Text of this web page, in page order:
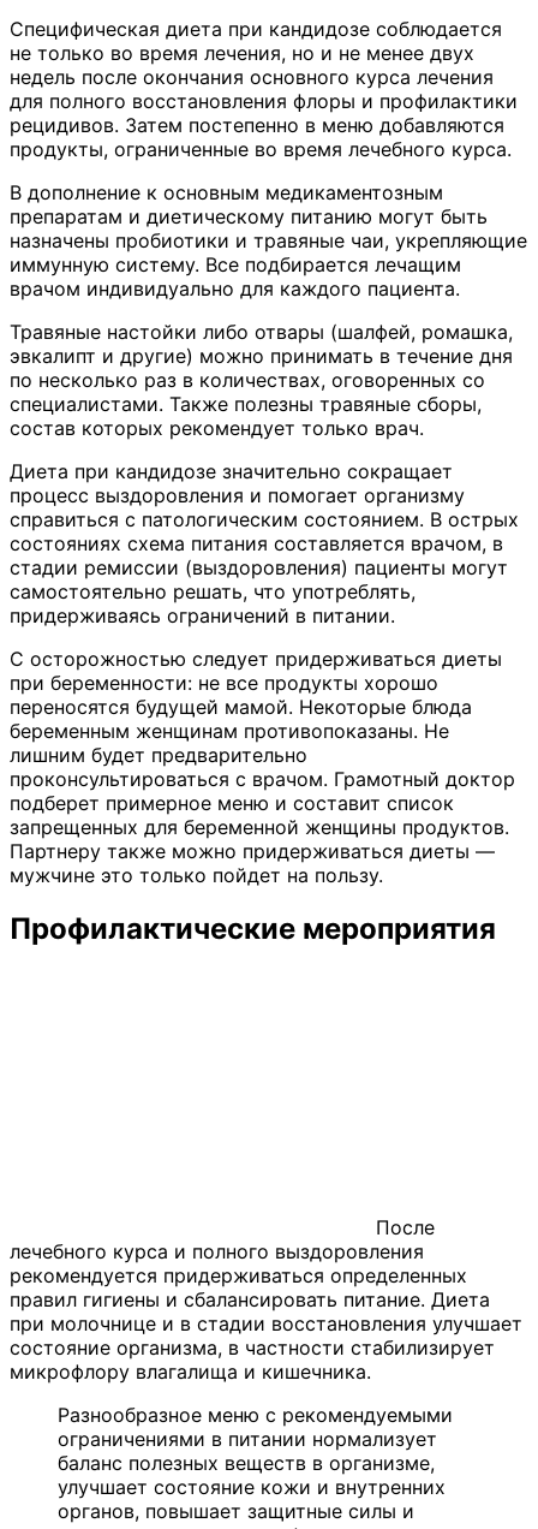
Специфическая диета при кандидозе соблюдается
не только во время лечения, но и не менее двух
недель после окончания основного курса лечения
для полного восстановления флоры и профилактики
рецидивов. Затем постепенно в меню добавляются
продукты, ограниченные во время лечебного курса.
В дополнение к основным медикаментозным
препаратам и диетическому питанию могут быть
назначены пробиотики и травяные чаи, укрепляющие
иммунную систему. Все подбирается лечащим
врачом индивидуально для каждого пациента.
Травяные настойки либо отвары (шалфей, ромашка,
эвкалипт и другие) можно принимать в течение дня
по несколько раз в количествах, оговоренных со
специалистами. Также полезны травяные сборы,
состав которых рекомендует только врач.
Диета при кандидозе значительно сокращает
процесс выздоровления и помогает организму
справиться с патологическим состоянием. В острых
состояниях схема питания составляется врачом, в
стадии ремиссии (выздоровления) пациенты могут
самостоятельно решать, что употреблять,
придерживаясь ограничений в питании.
С осторожностью следует придерживаться диеты
при беременности: не все продукты хорошо
переносятся будущей мамой. Некоторые блюда
беременным женщинам противопоказаны. Не
лишним будет предварительно
проконсультироваться с врачом. Грамотный доктор
подберет примерное меню и составит список
запрещенных для беременной женщины продуктов.
Партнеру также можно придерживаться диеты —
мужчине это только пойдет на пользу.
Профилактические мероприятия
После
лечебного курса и полного выздоровления
рекомендуется придерживаться определенных
правил гигиены и сбалансировать питание. Диета
при молочнице и в стадии восстановления улучшает
состояние организма, в частности стабилизирует
микрофлору влагалища и кишечника.
Разнообразное меню с рекомендуемыми
ограничениями в питании нормализует
баланс полезных веществ в организме,
улучшает состояние кожи и внутренних
органов, повышает защитные силы и